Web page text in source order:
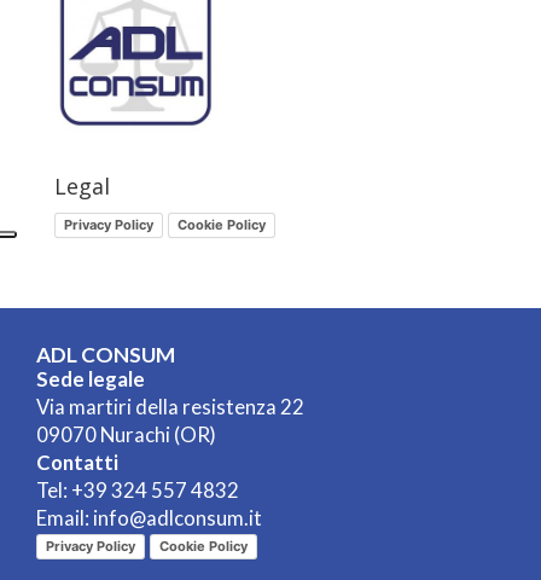
Legal
Privacy Policy Cookie Policy
ADL CONSUM
Sede legale
Via martiri della resistenza 22
09070 Nurachi (OR)
Contatti
Tel: +39 324 557 4832
Email: info@adlconsum.it
Privacy Policy Cookie Policy